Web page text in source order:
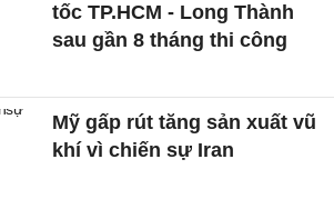
tốc TP.HCM - Long Thành
sau gần 8 tháng thi công
Mỹ gấp rút tăng sản xuất vũ
khí vì chiến sự Iran